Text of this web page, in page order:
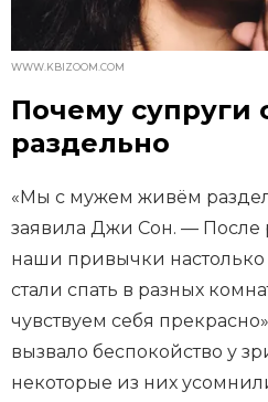
WWW.KBIZOOM.COM
Почему супруги
раздельно
«Мы с мужем живём
заявила Джи Сон. — После
наши привычки
стали спать в разных
чувствуем себя
вызвало беспокойство у
некоторые из них